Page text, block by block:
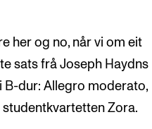
her og no, når vi om eit
sats frå Joseph Haydns
B-dur: Allegro moderato,
Zora.